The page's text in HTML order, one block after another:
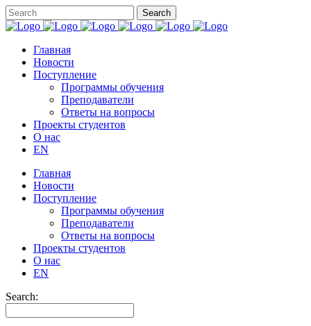
Главная
Новости
Поступление
Программы обучения
Преподаватели
Ответы на вопросы
Проекты студентов
О нас
EN
Главная
Новости
Поступление
Программы обучения
Преподаватели
Ответы на вопросы
Проекты студентов
О нас
EN
Search: